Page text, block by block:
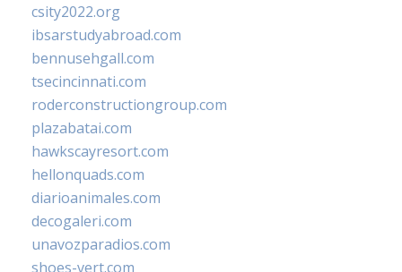
csity2022.org
ibsarstudyabroad.com
bennusehgall.com
tsecincinnati.com
roderconstructiongroup.com
plazabatai.com
hawkscayresort.com
hellonquads.com
diarioanimales.com
decogaleri.com
unavozparadios.com
shoes-vert.com